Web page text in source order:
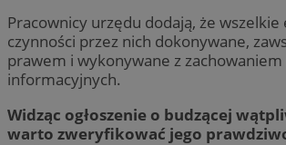
Pracownicy urzędu dodają, że
czynności przez nich dokonywane,
prawem i wykonywane z
informacyjnych.
Widząc ogłoszenie o budzącej
warto zweryfikować jego